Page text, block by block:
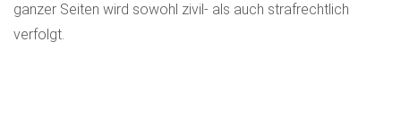
ganzer Seiten wird sowohl zivil- als auch strafrechtlich
verfolgt.